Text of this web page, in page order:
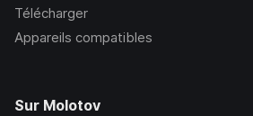
Télécharger
Appareils compatibles
Sur Molotov